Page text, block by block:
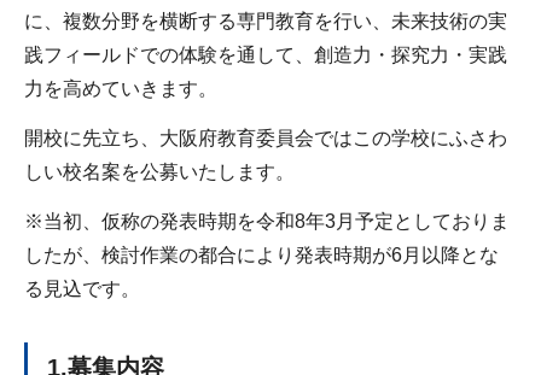
に、複数分野を横断する専門教育を行い、未来技術の実
践フィールドでの体験を通して、創造力・探究力・実践
力を高めていきます。
開校に先立ち、大阪府教育委員会ではこの学校にふさわ
しい校名案を公募いたします。
※当初、仮称の発表時期を令和8年3月予定としておりま
したが、検討作業の都合により発表時期が6月以降とな
る見込です。
1.募集内容